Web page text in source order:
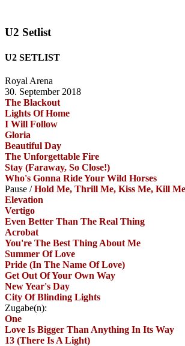
U2 Setlist
U2 SETLIST
Royal Arena
30. September 2018
The Blackout
Lights Of Home
I Will Follow
Gloria
Beautiful Day
The Unforgettable Fire
Stay (Faraway, So Close!)
Who's Gonna Ride Your Wild Horses
Pause /Hold Me, Thrill Me, Kiss Me, Kill Me
Elevation
Vertigo
Even Better Than The Real Thing
Acrobat
You're The Best Thing About Me
Summer Of Love
Pride (In The Name Of Love)
Get Out Of Your Own Way
New Year's Day
City Of Blinding Lights
Zugabe(n):
One
Love Is Bigger Than Anything In Its Way
13 (There Is A Light)